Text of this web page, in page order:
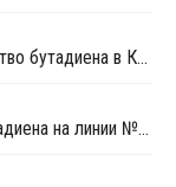
Bora Lyondellbasell возобновила производство бутадиена в Китае после ремонта
ZPC планирует закрыть производство бутадиена на линии №3 в Китае